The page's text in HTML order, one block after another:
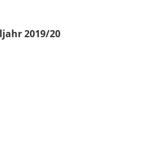
2019/20